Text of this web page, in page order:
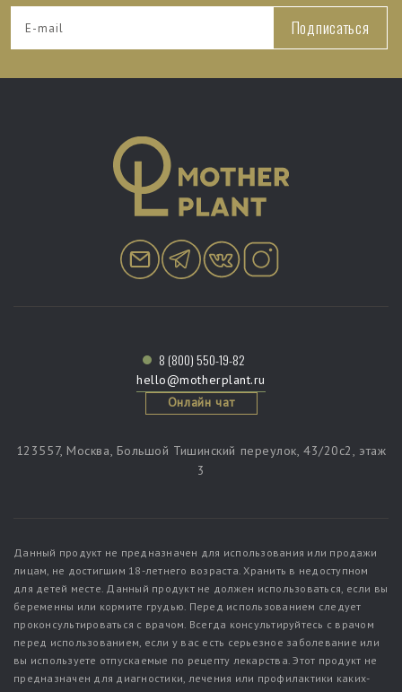
Подписаться
8 (800) 550-19-82
hello@motherplant.ru
Онлайн чат
123557, Москва, Большой Тишинский переулок, 43/20c2, этаж
3
Данный продукт не предназначен для использования или продажи
лицам, не достигшим 18-летнего возраста. Хранить в недоступном
для детей месте. Данный продукт не должен использоваться, если вы
беременны или кормите грудью. Перед использованием следует
проконсультироваться с врачом. Всегда консультируйтесь с врачом
перед использованием, если у вас есть серьезное заболевание или
вы используете отпускаемые по рецепту лекарства. Этот продукт не
предназначен для диагностики, лечения или профилактики каких-